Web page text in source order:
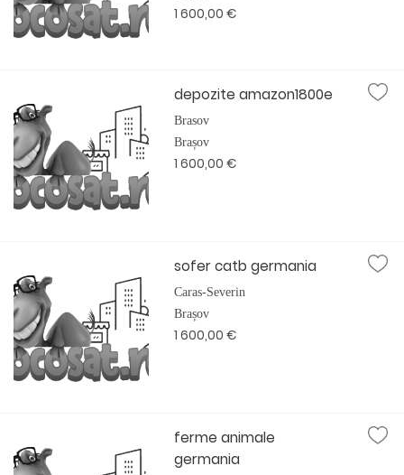
1 600,00 €
depozite amazon1800e
Brasov
Brașov
1 600,00 €
sofer catb germania
Caras-Severin
Brașov
1 600,00 €
ferme animale
germania